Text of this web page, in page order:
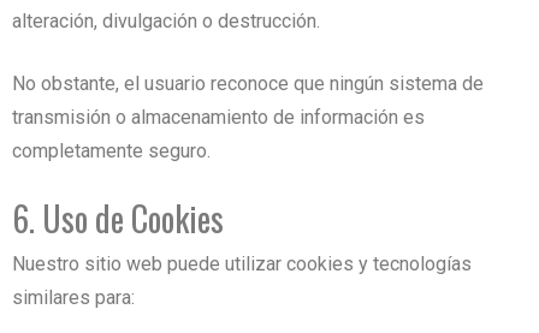
alteración, divulgación o destrucción.
No obstante, el usuario reconoce que ningún sistema de
transmisión o almacenamiento de información es
completamente seguro.
6. Uso de Cookies
Nuestro sitio web puede utilizar cookies y tecnologías
similares para: